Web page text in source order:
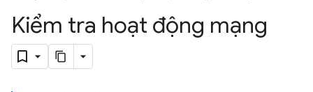
Kiểm tra hoạt động mạng